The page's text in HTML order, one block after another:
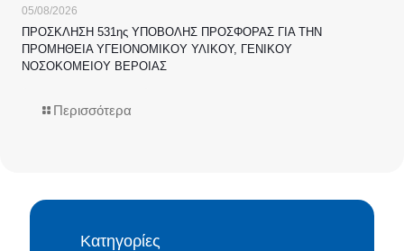
05/08/2026
ΠΡΟΣΚΛΗΣΗ 531ης ΥΠΟΒΟΛΗΣ ΠΡΟΣΦΟΡΑΣ ΓΙΑ ΤΗΝ
ΠΡΟΜΗΘΕΙΑ ΥΓΕΙΟΝΟΜΙΚΟΥ ΥΛΙΚΟΥ, ΓΕΝΙΚΟΥ
ΝΟΣΟΚΟΜΕΙΟΥ ΒΕΡΟΙΑΣ
Περισσότερα
Κατηγορίες